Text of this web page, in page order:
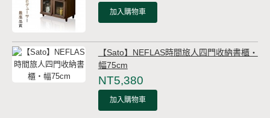
加入購物車
【Sato】NEFLAS時間旅人四門收納書櫃‧
幅75cm
NT5,380
加入購物車